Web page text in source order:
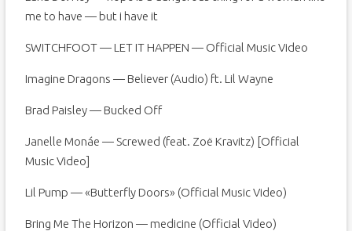
me to have — but i have it
SWITCHFOOT — LET IT HAPPEN — Official Music Video
Imagine Dragons — Believer (Audio) ft. Lil Wayne
Brad Paisley — Bucked Off
Janelle Monáe — Screwed (feat. Zoë Kravitz) [Official
Music Video]
Lil Pump — «Butterfly Doors» (Official Music Video)
Bring Me The Horizon — medicine (Official Video)